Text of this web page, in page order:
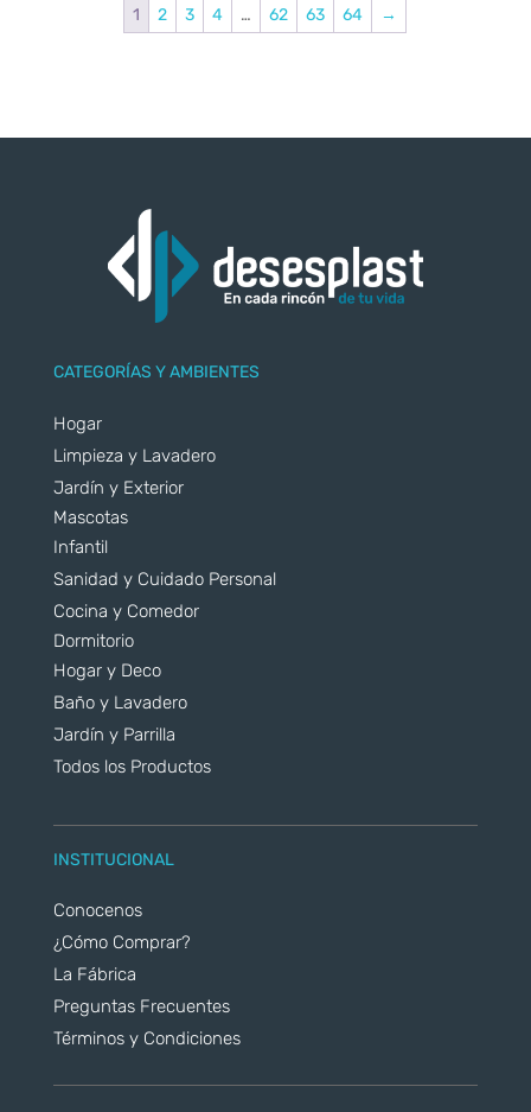
1 2 3 4 … 62 63 64 →
CATEGORÍAS Y AMBIENTES
Hogar
Limpieza y Lavadero
Jardín y Exterior
Mascotas
Infantil
Sanidad y Cuidado Personal
Cocina y Comedor
Dormitorio
Hogar y Deco
Baño y Lavadero
Jardín y Parrilla
Todos los Productos
INSTITUCIONAL
Conocenos
¿Cómo Comprar?
La Fábrica
Preguntas Frecuentes
Términos y Condiciones